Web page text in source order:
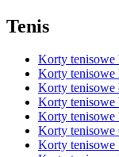
Tenis
Korty tenisowe
Korty
Korty tenisowe
Korty tenisowe
Korty tenisowe
Korty tenisowe
Korty tenisowe